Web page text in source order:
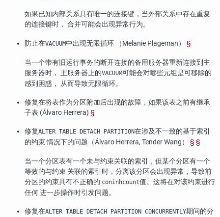
如果已知内部关系具有唯一的连接键，当外部关系中存在重复
的连接键时， 合并可能会出现异常行为。
防止在VACUUM中出现无限循环 （Melanie Plageman） §
当一个带有旧运行事务的断开连接的备用服务器重新连接到主
服务器时， 主服务器上的VACUUM可能会对哪些元组是可移除的
感到困惑， 从而导致无限循环。
修复在将表作为分区附加后出现的故障，如果该表之前有继承
子表 (Álvaro Herrera) §
修复ALTER TABLE DETACH PARTITION在涉及不一致的基于索引
的约束 情况下的问题（Álvaro Herrera, Tender Wang） § §
当一个分区表有一个未与约束关联的索引，但某个分区有一个
等效的与约束 关联的索引时，分离该分区会出现异常，导致前
分区的约束具有不正确的 coninhcount值。这将在对该约束进行
任何 进一步操作时引发问题。
修复在ALTER TABLE DETACH PARTITION CONCURRENTLY期间的分